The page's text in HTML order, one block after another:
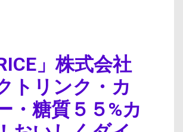
」株式会社
トリンク・カ
・糖質５５%カ